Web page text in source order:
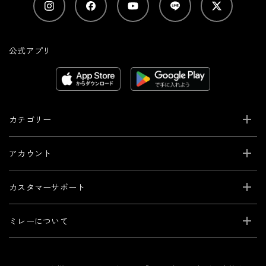
公式アプリ
カテゴリー
アカウント
カスタマーサポート
ミレーについて